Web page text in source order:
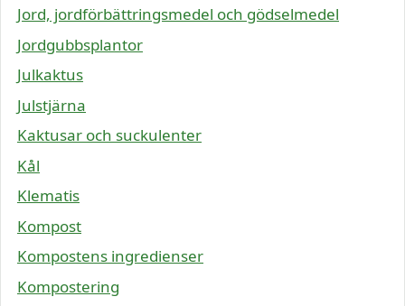
Jord, jordförbättringsmedel och gödselmedel
Jordgubbsplantor
Julkaktus
Julstjärna
Kaktusar och suckulenter
Kål
Klematis
Kompost
Kompostens ingredienser
Kompostering